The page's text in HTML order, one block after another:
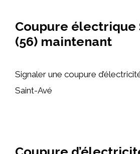
Coupure électrique
(56) maintenant
Signaler une coupure
Saint-Avé